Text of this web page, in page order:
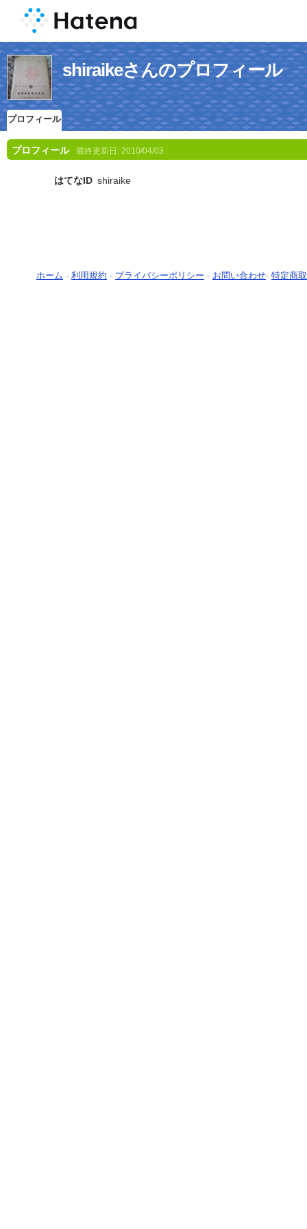
shiraikeさんのプロフィール
プロフィール
プロフィール 最終更新日: 2010/04/03
はてなID shiraike
ホーム - 利用規約 - プライバシーポリシー - お問い合わせ- 特定商